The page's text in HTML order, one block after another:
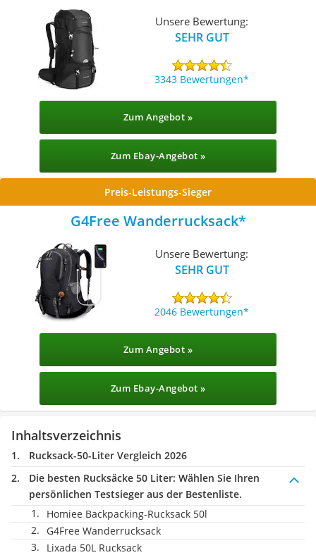
Unsere Bewertung:
SEHR GUT
3343 Bewertungen
Zum Angebot »
Zum Ebay-Angebot »
Preis-Leistungs-Sieger
G4Free Wanderrucksack
Unsere Bewertung:
SEHR GUT
2046 Bewertungen
Zum Angebot »
Zum Ebay-Angebot »
Inhaltsverzeichnis
Rucksack-50-Liter Vergleich 2026
Die besten Rucksäcke 50 Liter: Wählen Sie Ihren
persönlichen Testsieger aus der Bestenliste.
Homiee Backpacking-Rucksack 50l
G4Free Wanderrucksack
Lixada 50L Rucksack